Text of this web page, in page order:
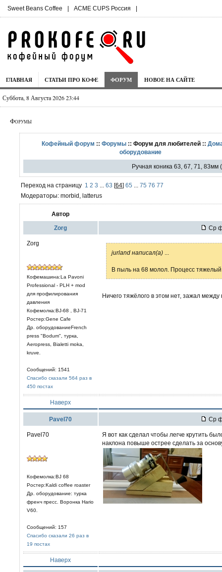
Sweet Beans Coffee | ACME CUPS Россия |
ГЛАВНАЯ СТАТЬИ ПРО КОФЕ ФОРУМ НОВОЕ НА САЙТЕ
Суббота, 8 Августа 2026 23:44
Форумы
Кофейный форум ::Форумы :: Форум для любителей ::
оборудование
Ручная коника 63, 67, 71, 83мм
Переход на страницу 1 2 3 63 [64] 65 75 76 77
Модераторы: morbid, latterus
Автор
Zorg Ср
Zorg
Кофемашина:La Pavoni
Professional - PLH + mod
для профилирования
давления
Кофемолка:BJ-68 , BJ-71
Ростер:Gene Cafe
Др. оборудованиеFrench
press "Bodum", турка,
Aeropress, Bialetti moka,
kruve.
Сообщений: 1541
Спасибо сказали 564 раз в
450 постах
jurland написал(а)
В пыль на 68 молол. Процесс
Ничего тяжёлого в этом нет, зажал между
Наверх
Pavel70 Ср
Pavel70
Кофемолка:BJ 68
Ростер:Kaldi coffee roaster
Др. оборудование: турка
френч пресс. Воронка Hario
V60.
Сообщений: 157
Спасибо сказали 26 раз в
19 постах
Я вот как сделал чтобы легче крутить
наклона повыше острее сделать за
Наверх